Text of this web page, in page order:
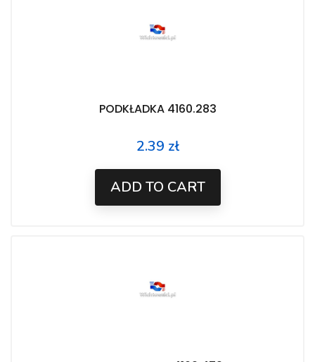
PODKŁADKA 4160.283
Price
2.39 zł
ADD TO CART